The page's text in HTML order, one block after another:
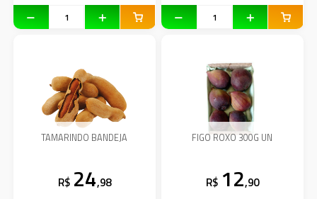
TAMARINDO BANDEJA
R$ 24,98
FIGO ROXO 300G UN
R$ 12,90